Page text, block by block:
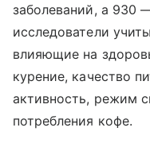
заболеваний, а 930
исследователи
влияющие на
курение, качество
активность, режим
потребления кофе.